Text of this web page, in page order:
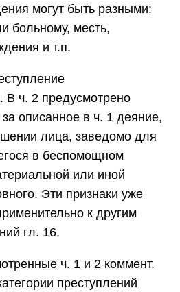
могут быть разными:
больному, месть,
и т.п.
ч. 2 предусмотрено
описанное в ч. 1 деяние,
лица, заведомо для
в беспомощном
или иной
Эти признаки уже
к другим
гл. 16.
ч. 1 и 2 коммент.
преступлений